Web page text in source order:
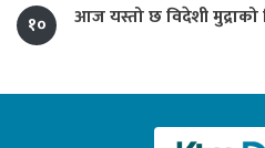
१० आज यस्तो छ विदेशी मुद्राको